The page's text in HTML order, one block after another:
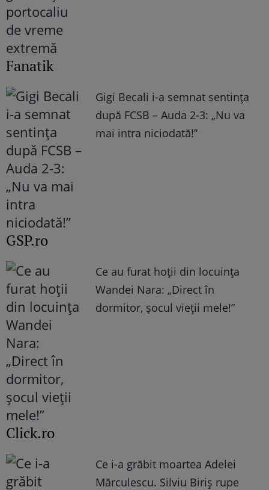
Fanatik
Gigi Becali i-a semnat sentința
după FCSB – Auda 2-3: „Nu va
mai intra niciodată!”
GSP.ro
Ce au furat hoții din locuința
Wandei Nara: „Direct în
dormitor, șocul vieții mele!”
Click.ro
Ce i-a grăbit moartea Adelei
Mărculescu. Silviu Biriș rupe